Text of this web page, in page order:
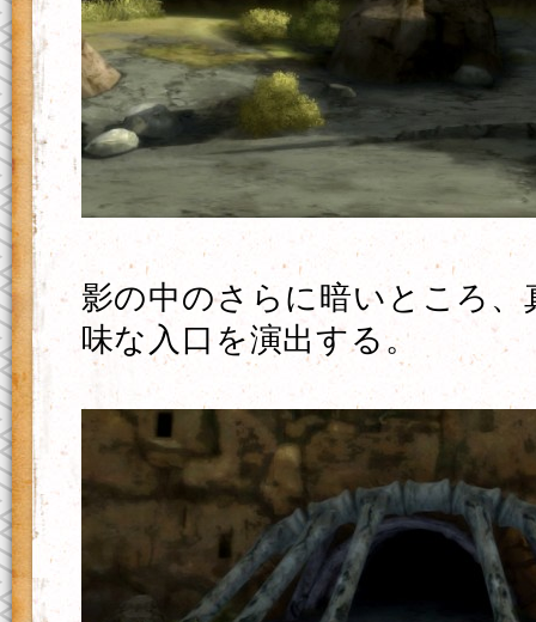
影の中のさらに暗いところ、
味な入口を演出する。